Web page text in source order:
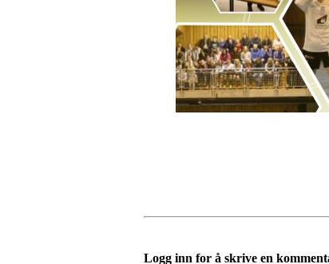
Logg inn for å skrive en